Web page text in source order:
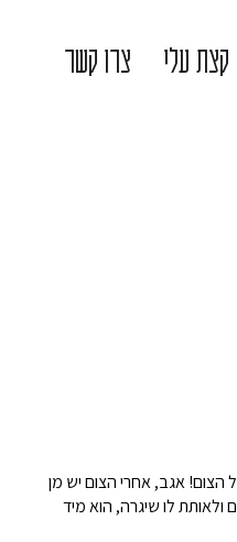
קצת עלי צרו קשר
הצום! אגב, אחרי הצום יש מן
ולאותת לו שיגרה, הוא מיד